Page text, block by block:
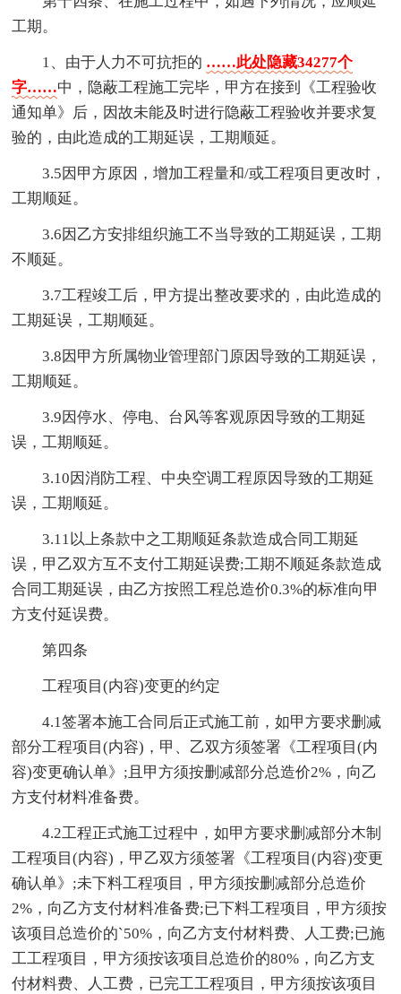
工期。
1、由于人力不可抗拒的 ……此处隐藏34277个
字……中，隐蔽工程施工完毕，甲方在接到《工程验收
通知单》后，因故未能及时进行隐蔽工程验收并要求复
验的，由此造成的工期延误，工期顺延。
3.5因甲方原因，增加工程量和/或工程项目更改时，
工期顺延。
3.6因乙方安排组织施工不当导致的工期延误，工期
不顺延。
3.7工程竣工后，甲方提出整改要求的，由此造成的
工期延误，工期顺延。
3.8因甲方所属物业管理部门原因导致的工期延误，
工期顺延。
3.9因停水、停电、台风等客观原因导致的工期延
误，工期顺延。
3.10因消防工程、中央空调工程原因导致的工期延
误，工期顺延。
3.11以上条款中之工期顺延条款造成合同工期延
误，甲乙双方互不支付工期延误费;工期不顺延条款造成
合同工期延误，由乙方按照工程总造价0.3%的标准向甲
方支付延误费。
第四条
工程项目(内容)变更的约定
4.1签署本施工合同后正式施工前，如甲方要求删减
部分工程项目(内容)，甲、乙双方须签署《工程项目(内
容)变更确认单》;且甲方须按删减部分总造价2%，向乙
方支付材料准备费。
4.2工程正式施工过程中，如甲方要求删减部分木制
工程项目(内容)，甲乙双方须签署《工程项目(内容)变更
确认单》;未下料工程项目，甲方须按删减部分总造价
2%，向乙方支付材料准备费;已下料工程项目，甲方须按
该项目总造价的`50%，向乙方支付材料费、人工费;已施
工工程项目，甲方须按该项目总造价的80%，向乙方支
付材料费、人工费，已完工工程项目，甲方须按该项目